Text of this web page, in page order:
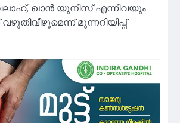
ഖാൻ യൂനിസ് എന്നിവയും
വഴുതിവീഴുമെന്ന് മുന്നറിയിപ്പ്